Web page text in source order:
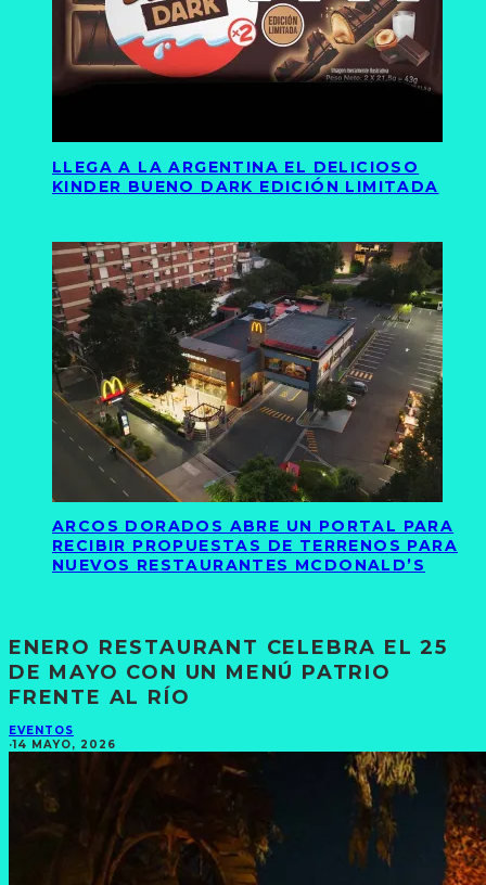
LLEGA A LA ARGENTINA EL DELICIOSO
KINDER BUENO DARK EDICIÓN LIMITADA
ARCOS DORADOS ABRE UN PORTAL PARA
RECIBIR PROPUESTAS DE TERRENOS PARA
NUEVOS RESTAURANTES MCDONALD’S
ENERO RESTAURANT CELEBRA EL 25
DE MAYO CON UN MENÚ PATRIO
FRENTE AL RÍO
EVENTOS
·14 MAYO, 2026